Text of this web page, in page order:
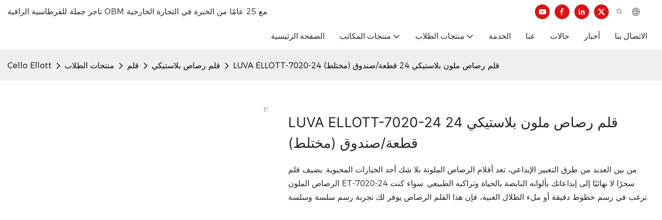
تاجر جملة للقرطاسية الراقية OBM مع 25 عامًا من الخبرة في التجارة الخارجية
الصفحة الرئيسية منتجات المكاتب منتجات الطلاب الخدمة عنا حالات أخبار الاتصال بنا
Cello Ellott منتجات الطلاب قلم قلم رصاص بلاستيكي LUVA ELLOTT-7020-24 قلم رصاص ملون بلاستيكي 24 قطعة/صندوق (مختلط)
LUVA ELLOTT-7020-24 قلم رصاص ملون بلاستيكي 24
قطعة/صندوق (مختلط)
من بين العديد من طرق التعبير الإبداعي، تعد أقلام الرصاص الملونة بلا شك أحد الخيارات المحبوبة. يضيف قلم
الرصاص الملون ET-7020-24 سحرًا لا نهائيًا إلى إبداعاتك بألوانه النابضة بالحياة وتراكبه الطبيعي. سواء كنت